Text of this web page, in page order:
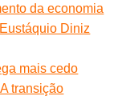
da economia
Diniz
mais cedo
transição